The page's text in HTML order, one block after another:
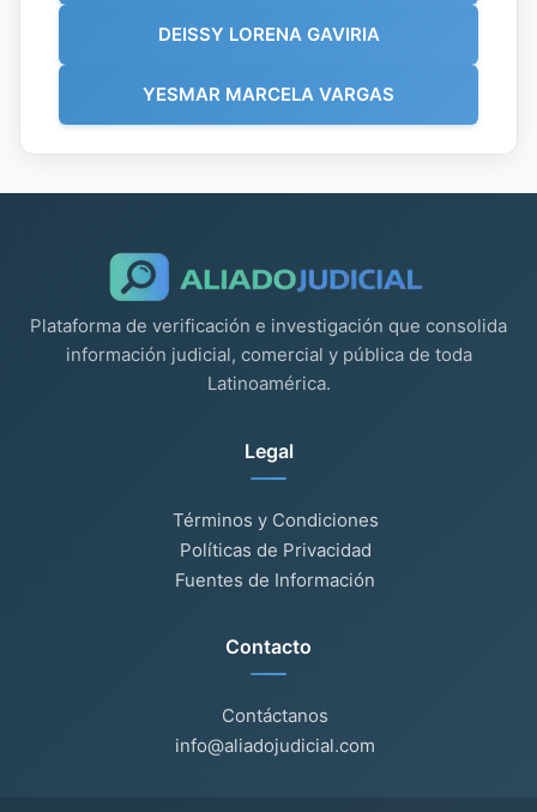
DEISSY LORENA GAVIRIA
YESMAR MARCELA VARGAS
Plataforma de verificación e investigación que consolida
información judicial, comercial y pública de toda
Latinoamérica.
Legal
Términos y Condiciones
Políticas de Privacidad
Fuentes de Información
Contacto
Contáctanos
info@aliadojudicial.com